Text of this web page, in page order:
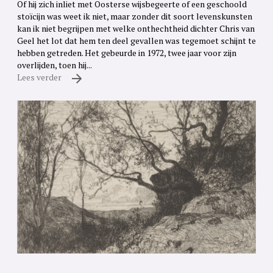
Of hij zich inliet met Oosterse wijsbegeerte of een geschoold
stoïcijn was weet ik niet, maar zonder dit soort levenskunsten
kan ik niet begrijpen met welke onthechtheid dichter Chris van
Geel het lot dat hem ten deel gevallen was tegemoet schijnt te
hebben getreden. Het gebeurde in 1972, twee jaar voor zijn
overlijden, toen hij...
Lees verder